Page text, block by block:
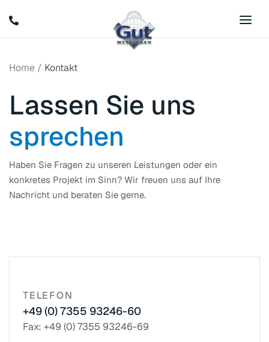
Home / Kontakt
Lassen Sie uns
sprechen
Haben Sie Fragen zu unseren Leistungen oder ein
konkretes Projekt im Sinn? Wir freuen uns auf Ihre
Nachricht und beraten Sie gerne.
TELEFON
+49 (0) 7355 93246-60
Fax: +49 (0) 7355 93246-69